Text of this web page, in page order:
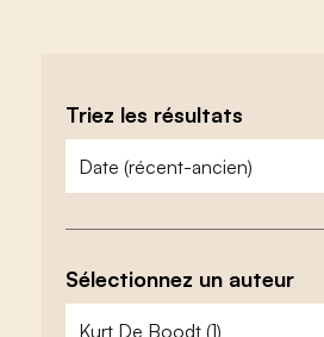
Triez les résultats
zoeken - sorteer
trier le contenu
Sélectionnez un auteur
zoeken - auteurs
sélectionnez le contenu